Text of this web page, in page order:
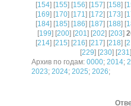
[154] [155] [156] [157] [158] [
[169] [170] [171] [172] [173] [
[184] [185] [186] [187] [188] [
[199] [200] [201] [202] [203]
[214] [215] [216] [217] [218] [
[229] [230] [231
Архив по годам: 0000; 2014;
2023; 2024; 2025; 2026;